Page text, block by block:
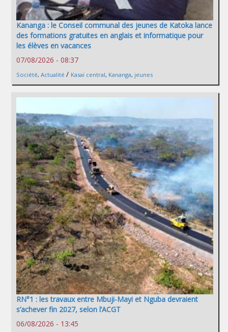
Kananga : le Conseil communal des jeunes de Katoka lance
des formations gratuites en anglais et informatique pour
les élèves en vacances
07/08/2026 - 08:37
Société, Actualité / Kasaï central, Kananga, jeunes
RN°1 : les travaux entre Mbuji-Mayi et Nguba devraient
s’achever fin 2027, selon l’ACGT
06/08/2026 - 13:45